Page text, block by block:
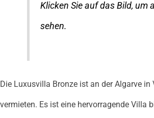
Klicken Sie auf das Bild, um
sehen.
Die Luxusvilla Bronze ist an der Algarve in
vermieten. Es ist eine hervorragende Villa